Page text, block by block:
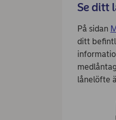
Se ditt
På sidan
ditt
lånelöfte